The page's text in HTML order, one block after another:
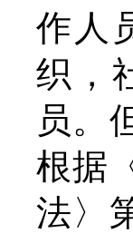
作人
织，
员。
根据
法〉